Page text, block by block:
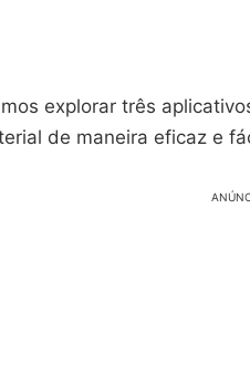
explorar três
de maneira eficaz e